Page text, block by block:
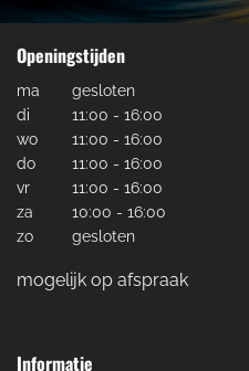
Openingstijden
ma
gesloten
di
11:00 - 16:00
wo
11:00 - 16:00
do
11:00 - 16:00
vr
11:00 - 16:00
za
10:00 - 16:00
zo
gesloten
mogelijk op afspraak
Informatie